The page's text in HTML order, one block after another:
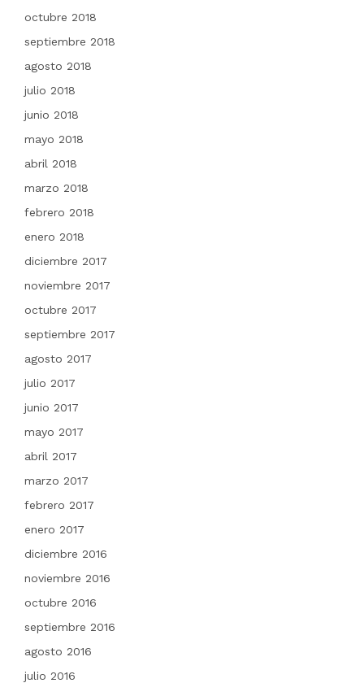
octubre 2018
septiembre 2018
agosto 2018
julio 2018
junio 2018
mayo 2018
abril 2018
marzo 2018
febrero 2018
enero 2018
diciembre 2017
noviembre 2017
octubre 2017
septiembre 2017
agosto 2017
julio 2017
junio 2017
mayo 2017
abril 2017
marzo 2017
febrero 2017
enero 2017
diciembre 2016
noviembre 2016
octubre 2016
septiembre 2016
agosto 2016
julio 2016